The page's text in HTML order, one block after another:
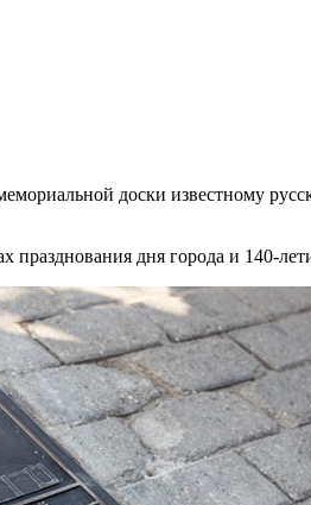
доски известному
празднования дня города и 140-